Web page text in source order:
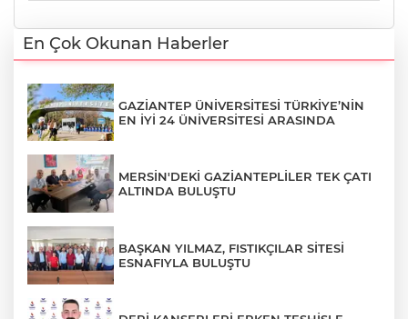
En Çok Okunan Haberler
GAZİANTEP ÜNİVERSİTESİ TÜRKİYE’NİN
EN İYİ 24 ÜNİVERSİTESİ ARASINDA
MERSİN'DEKİ GAZİANTEPLİLER TEK ÇATI
ALTINDA BULUŞTU
BAŞKAN YILMAZ, FISTIKÇILAR SİTESİ
ESNAFIYLA BULUŞTU